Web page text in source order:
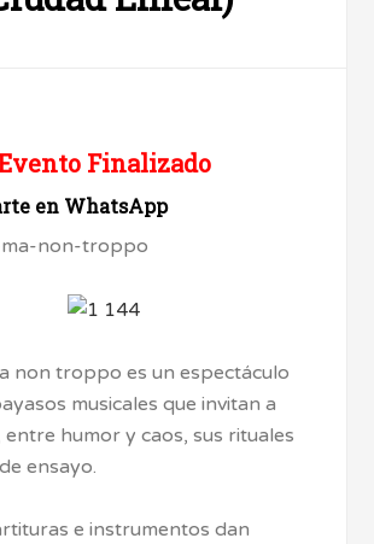
Finalizado
en WhatsApp
non troppo es un espectáculo
musicales que invitan a
humor y caos, sus rituales
ensayo.
e instrumentos dan